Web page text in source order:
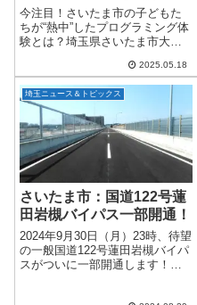
ログラミング体験会、子ど
もの“考える力”がぐんぐん
育つ注目イベント
今注目！さいたま市の子どもた
ちが“熱中”したプログラミング体
験とは？埼玉県さいたま市大宮
室「コードアドベンチャー大宮
東口校」が無料体験会を開催し
ました！今回のイベントは、さ
いたま市教育委員...
2025.05.18
埼玉ニュース＆トピックス
さいたま市：国道122号蓮
田岩槻バイパス一部開通！
2024年9月30日（月）23時、待望
の一般国道122号蓮田岩槻バイパ
スがついに一部開通します！今